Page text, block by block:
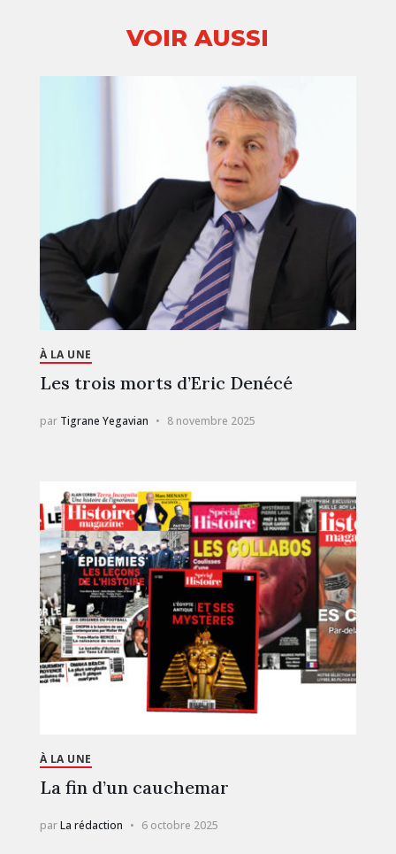
VOIR AUSSI
À LA UNE
Les trois morts d’Eric Denécé
par Tigrane Yegavian 8 novembre 2025
À LA UNE
La fin d’un cauchemar
parLa rédaction 6 octobre 2025